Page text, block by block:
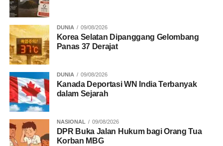
DUNIA 09/08/2026
Korea Selatan Dipanggang Gelombang
Panas 37 Derajat
DUNIA 09/08/2026
Kanada Deportasi WN India Terbanyak
dalam Sejarah
NASIONAL 09/08/2026
DPR Buka Jalan Hukum bagi Orang Tua
Korban MBG